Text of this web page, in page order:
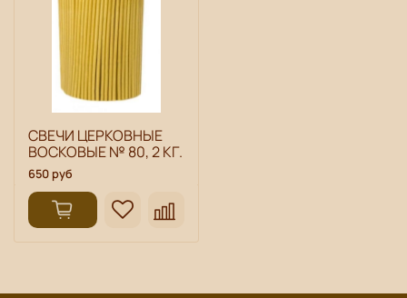
СВЕЧИ ЦЕРКОВНЫЕ
ВОСКОВЫЕ № 80, 2 КГ.
650 руб